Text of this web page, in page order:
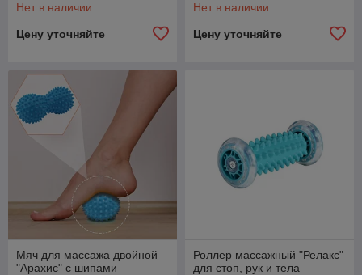
Нет в наличии
Цену уточняйте
Нет в наличии
Цену уточняйте
Мяч для массажа двойной
"Арахис" с шипами
Роллер массажный "Релакс"
для стоп, рук и тела